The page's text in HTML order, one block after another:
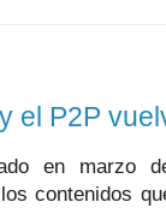
el P2P
en marzo
contenidos